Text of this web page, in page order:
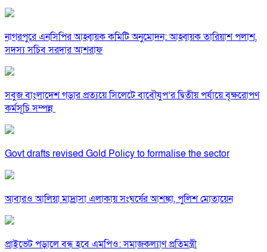
নাগরপুরে এনসিপির আহ্বায়ক কমিটি অনুমোদন: আহ্বায়ক তারিয়াশ পলাশ,
সদস্য সচিব সরদার আশরাফ
সবুজ বাংলাদেশ গড়ার প্রত্যয়ে সিলেটে বাবৌযুপ’র দ্বিতীয় পর্যায়ে বৃক্ষরোপণ
কর্মসূচি সম্পন্ন
Govt drafts revised Gold Policy to formalise the sector
আবারও আলিয়া মাদ্রাসা এলাকায় সংঘর্ষের আশঙ্কা, পুলিশ মোতায়েন
প্রাইভেট পড়ালে বন্ধ হবে এমপিও: সমাজকল্যাণ প্রতিমন্ত্রী